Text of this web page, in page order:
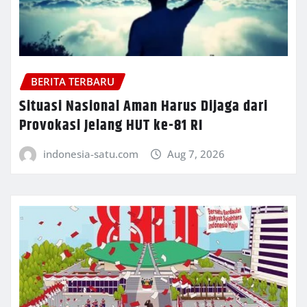
BERITA TERBARU
Situasi Nasional Aman Harus Dijaga dari
Provokasi Jelang HUT ke-81 RI
indonesia-satu.com Aug 7, 2026